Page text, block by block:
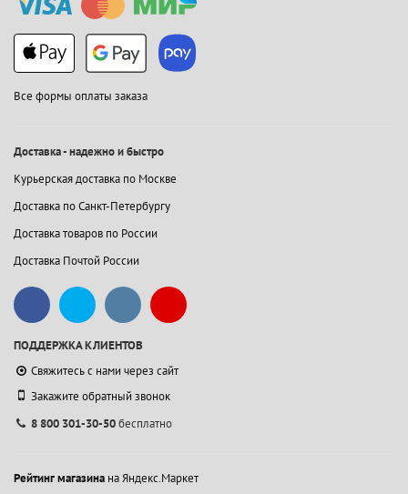
Все формы оплаты заказа
Доставка - надежно и быстро
Курьерская доставка по Москве
Доставка по Санкт-Петербургу
Доставка товаров по России
Доставка Почтой России
ПОДДЕРЖКА КЛИЕНТОВ
Свяжитесь с нами через сайт
Закажите обратный звонок
8 800 301-30-50бесплатно
Рейтинг магазина на Яндекс.Маркет